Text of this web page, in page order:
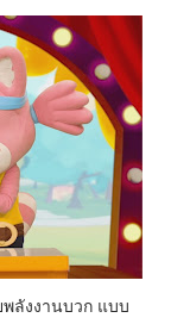
ลังงานบวก แบบ